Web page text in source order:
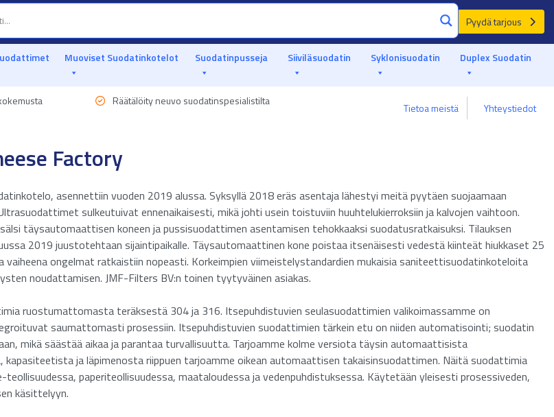
Pyydä tarjous
Muoviset Suodatinkotelot Suodatinpusseja Siiviläsuodatin Syklonisuodatin Duplex Suodatin
Räätälöity neuvo suodatinspesialistilta
Tietoa meistä Yhteystiedot
Factory
asennettiin vuoden 2019 alussa. Syksyllä 2018 eräs asentaja lähestyi meitä pyytäen suojaamaan
sulkeutuivat ennenaikaisesti, mikä johti usein toistuviin huuhtelukierroksiin ja kalvojen vaihtoon.
täysautomaattisen koneen ja pussisuodattimen asentamisen tehokkaaksi suodatusratkaisuksi. Tilauksen
2019 juustotehtaan sijaintipaikalle. Täysautomaattinen kone poistaa itsenäisesti vedestä kiinteät hiukkaset 25
ongelmat ratkaistiin nopeasti. Korkeimpien viimeistelystandardien mukaisia saniteettisuodatinkoteloita
noudattamisen. JMF-Filters BV:n toinen tyytyväinen asiakas.
ruostumattomasta teräksestä 304 ja 316. Itsepuhdistuvien seulasuodattimien valikoimassamme on
saumattomasti prosessiin. Itsepuhdistuvien suodattimien tärkein etu on niiden automatisointi; suodatin
mikä säästää aikaa ja parantaa turvallisuutta. Tarjoamme kolme versiota täysin automaattisista
ja läpimenosta riippuen tarjoamme oikean automaattisen takaisinsuodattimen. Näitä suodattimia
paperiteollisuudessa, maataloudessa ja vedenpuhdistuksessa. Käytetään yleisesti prosessiveden,
käsittelyyn.